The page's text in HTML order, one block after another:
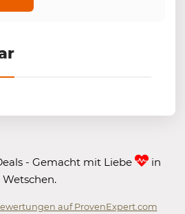
- Gemacht mit Liebe
in
Wetschen.
auf ProvenExpert.com